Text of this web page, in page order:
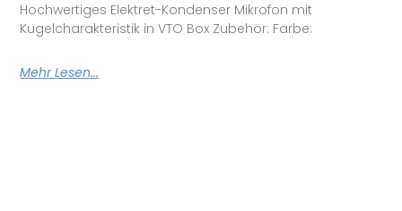
Hochwertiges Elektret-Kondenser Mikrofon mit
Kugelcharakteristik in VTO Box Zubehör: Farbe:
Mehr Lesen...